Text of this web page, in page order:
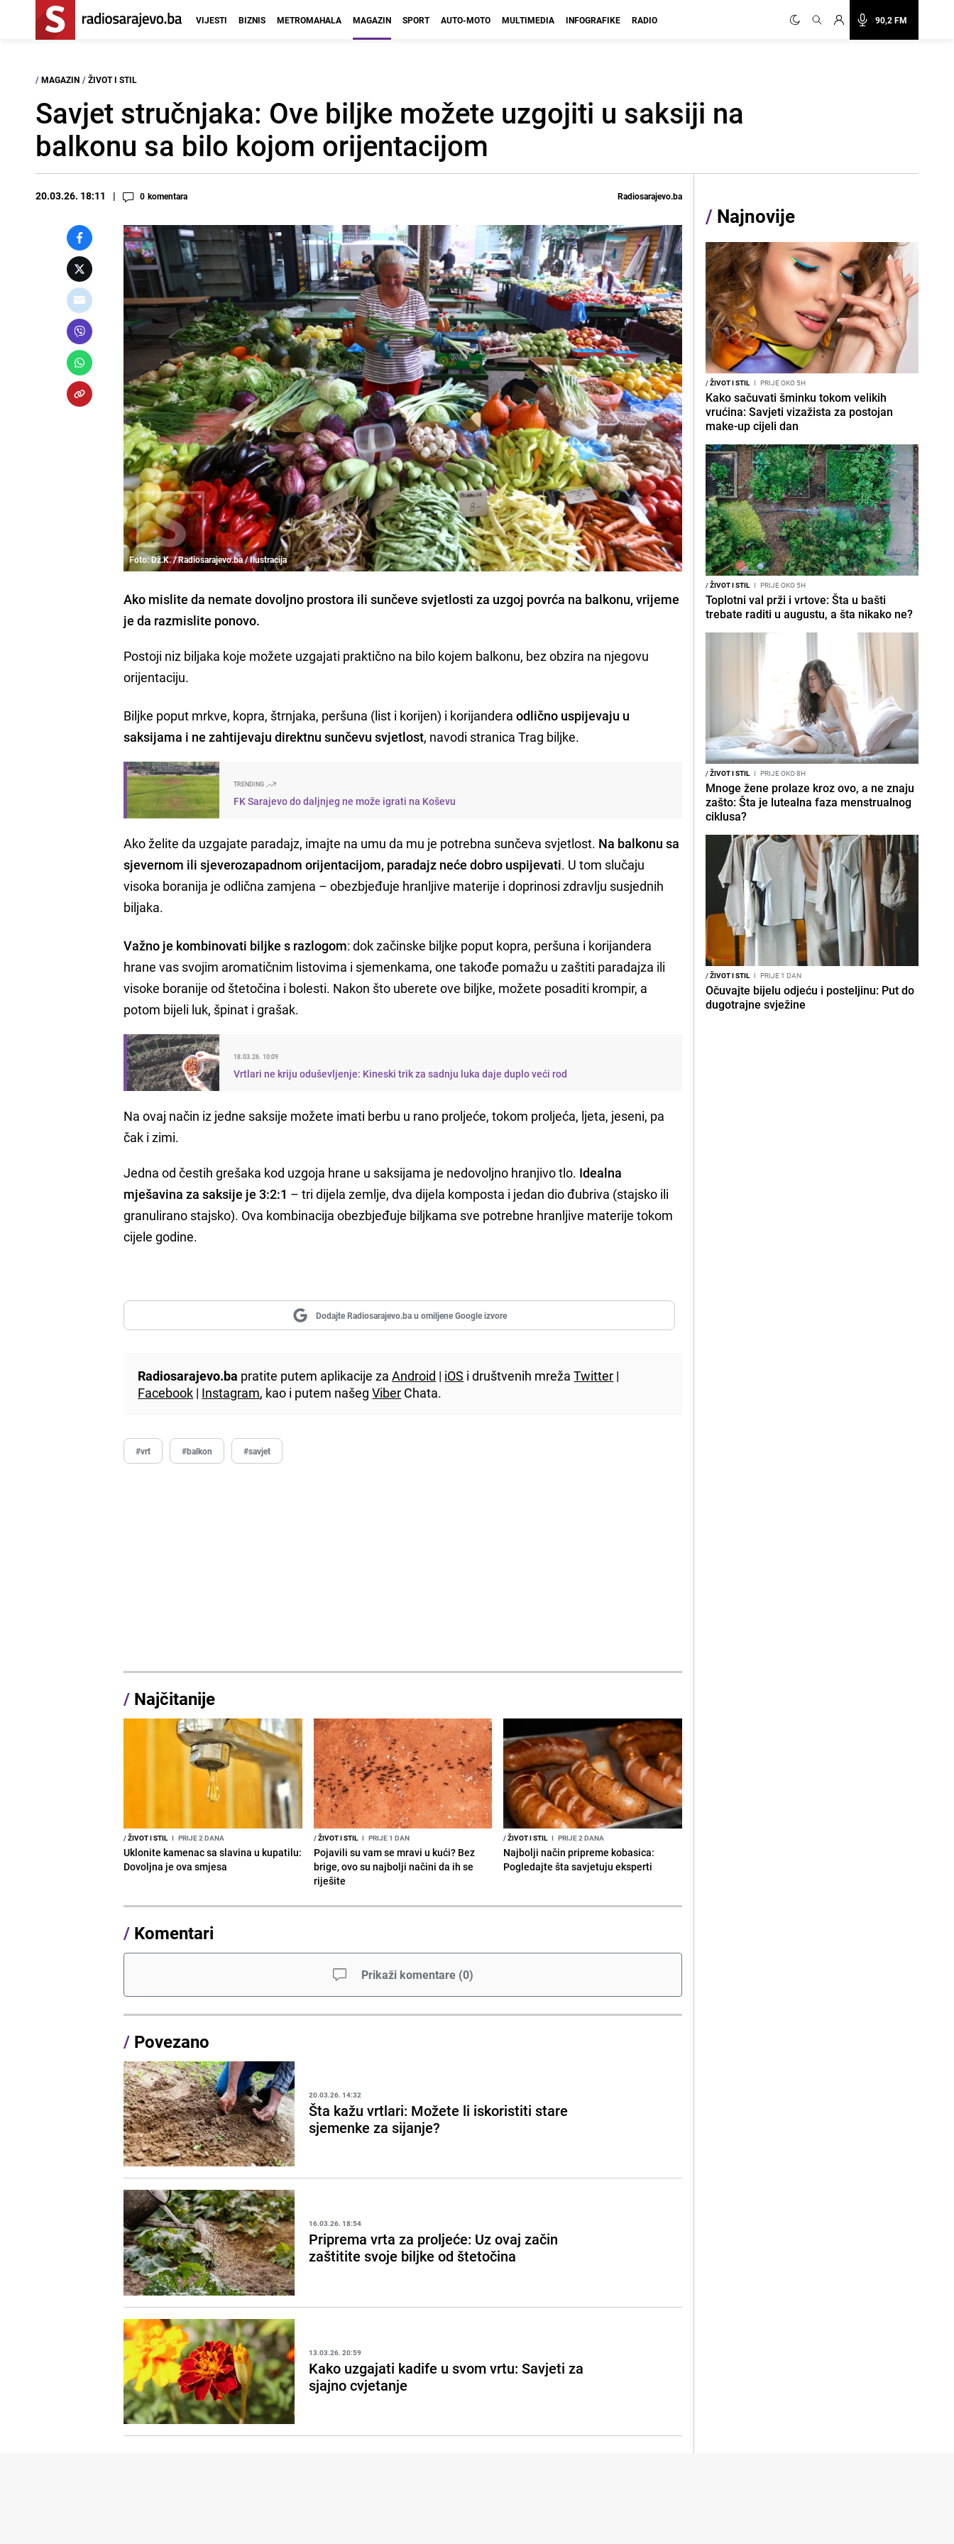
90,2 FM
VIJESTI BIZNIS METROMAHALA MAGAZIN SPORT AUTO-MOTO MULTIMEDIA INFOGRAFIKE RADIO
/ MAGAZIN / ŽIVOT I STIL
Savjet stručnjaka: Ove biljke možete uzgojiti u saksiji na
balkonu sa bilo kojom orijentacijom
20.03.26. 18:11 0 komentara Radiosarajevo.ba
Foto: Dž.K. / Radiosarajevo.ba / Ilustracija
Ako mislite da nemate dovoljno prostora ili sunčeve svjetlosti za uzgoj povrća na balkonu, vrijeme
je da razmislite ponovo.
Postoji niz biljaka koje možete uzgajati praktično na bilo kojem balkonu, bez obzira na njegovu
orijentaciju.
Biljke poput mrkve, kopra, štrnjaka, peršuna (list i korijen) i korijandera odlično uspijevaju u
saksijama i ne zahtijevaju direktnu sunčevu svjetlost, navodi stranica Trag biljke.
TRENDING
FK Sarajevo do daljnjeg ne može igrati na Koševu
Ako želite da uzgajate paradajz, imajte na umu da mu je potrebna sunčeva svjetlost. Na balkonu sa
sjevernom ili sjeverozapadnom orijentacijom, paradajz neće dobro uspijevati. U tom slučaju
visoka boranija je odlična zamjena – obezbjeđuje hranljive materije i doprinosi zdravlju susjednih
biljaka.
Važno je kombinovati biljke s razlogom: dok začinske biljke poput kopra, peršuna i korijandera
hrane vas svojim aromatičnim listovima i sjemenkama, one takođe pomažu u zaštiti paradajza ili
visoke boranije od štetočina i bolesti. Nakon što uberete ove biljke, možete posaditi krompir, a
potom bijeli luk, špinat i grašak.
18.03.26. 10:09
Vrtlari ne kriju oduševljenje: Kineski trik za sadnju luka daje duplo veći rod
Na ovaj način iz jedne saksije možete imati berbu u rano proljeće, tokom proljeća, ljeta, jeseni, pa
čak i zimi.
Jedna od čestih grešaka kod uzgoja hrane u saksijama je nedovoljno hranjivo tlo. Idealna
mješavina za saksije je 3:2:1 – tri dijela zemlje, dva dijela komposta i jedan dio đubriva (stajsko ili
granulirano stajsko). Ova kombinacija obezbjeđuje biljkama sve potrebne hranljive materije tokom
cijele godine.
Dodajte Radiosarajevo.ba u omiljene Google izvore
Radiosarajevo.ba pratite putem aplikacije zaAndroid | iOS i društvenih mrežaTwitter |
Facebook | Instagram, kao i putem našegViber Chata.
#vrt #balkon #savjet
/ Najčitanije
/ŽIVOT I STIL I PRIJE 2 DANA
Uklonite kamenac sa slavina u kupatilu:
Dovoljna je ova smjesa
/ŽIVOT I STIL I PRIJE 1 DAN
Pojavili su vam se mravi u kući? Bez
brige, ovo su najbolji načini da ih se
riješite
/ŽIVOT I STIL I PRIJE 2 DANA
Najbolji način pripreme kobasica:
Pogledajte šta savjetuju eksperti
/ Komentari
Prikaži komentare (0)
/ Povezano
20.03.26. 14:32
Šta kažu vrtlari: Možete li iskoristiti stare
sjemenke za sijanje?
16.03.26. 18:54
Priprema vrta za proljeće: Uz ovaj začin
zaštitite svoje biljke od štetočina
13.03.26. 20:59
Kako uzgajati kadife u svom vrtu: Savjeti za
sjajno cvjetanje
/ Najnovije
/ŽIVOT I STIL I PRIJE OKO 5H
Kako sačuvati šminku tokom velikih
vrućina: Savjeti vizažista za postojan
make-up cijeli dan
/ŽIVOT I STIL I PRIJE OKO 5H
Toplotni val prži i vrtove: Šta u bašti
trebate raditi u augustu, a šta nikako ne?
/ŽIVOT I STIL I PRIJE OKO 8H
Mnoge žene prolaze kroz ovo, a ne znaju
zašto: Šta je lutealna faza menstrualnog
ciklusa?
/ŽIVOT I STIL I PRIJE 1 DAN
Očuvajte bijelu odjeću i posteljinu: Put do
dugotrajne svježine